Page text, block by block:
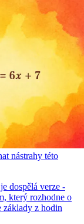
nástrahy této
dospělá verze -
který rozhodne o
základy z hodin